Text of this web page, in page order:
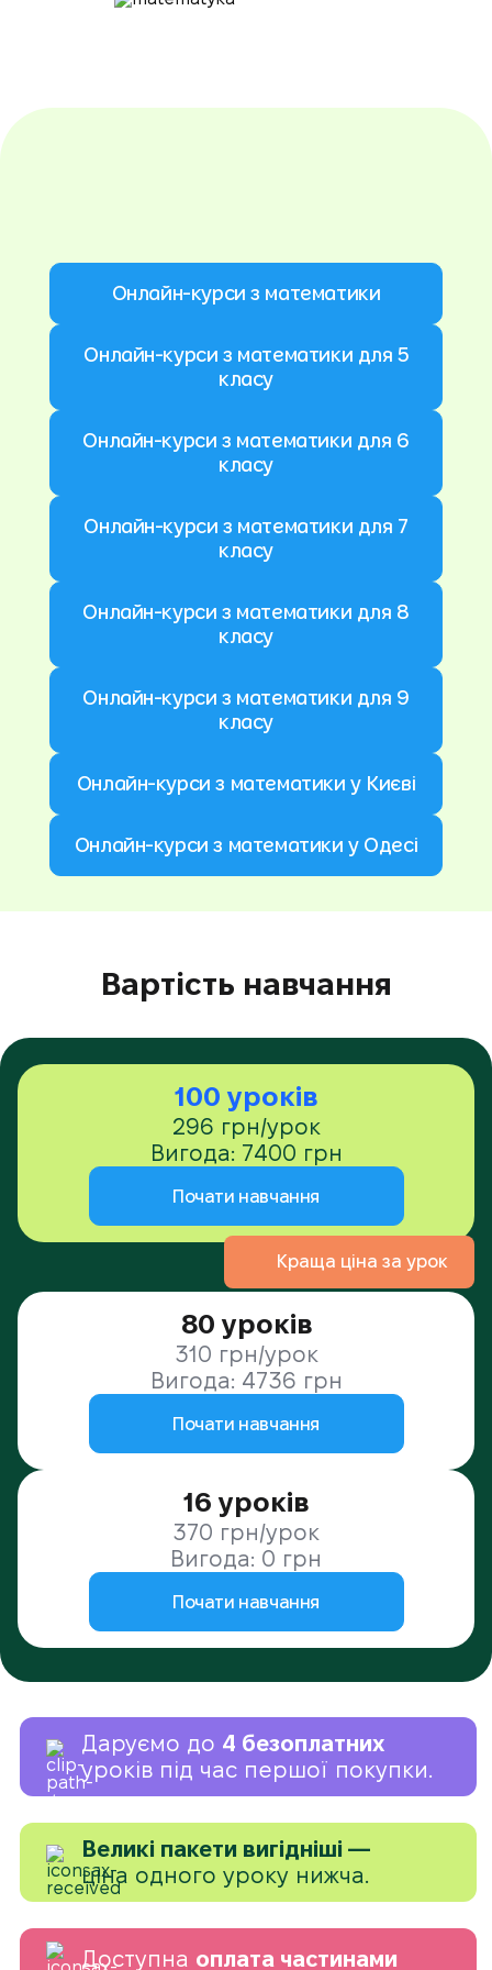
Онлайн-курси з математики
Онлайн-курси з математики для 5
класу
Онлайн-курси з математики для 6
класу
Онлайн-курси з математики для 7
класу
Онлайн-курси з математики для 8
класу
Онлайн-курси з математики для 9
класу
Онлайн-курси з математики у Києві
Онлайн-курси з математики у Одесі
Вартість навчання
Краща ціна за урок
100 уроків
296 грн/урок
Вигода: 7400 грн
Почати навчання
80 уроків
310 грн/урок
Вигода: 4736 грн
Почати навчання
16 уроків
370 грн/урок
Вигода: 0 грн
Почати навчання
Даруємо до 4 безоплатних
уроків під час першої покупки.
Великі пакети вигідніші —
ціна одного уроку нижча.
Доступна оплата частинами